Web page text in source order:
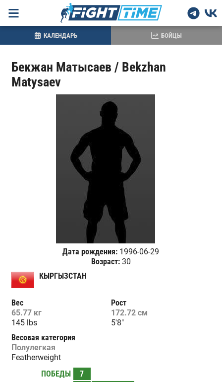
Бекжан Матысаев / Bekzhan
Matysaev
Дата рождения: 1996-06-29
Возраст:30
КЫРГЫЗСТАН
Вес
65.77 кг
145 lbs
Рост
172.72 см
5'8"
Весовая категория
Полулегкая
Featherweight
ПОБЕДЫ
7
КАЛЕНДАРЬ БОЙЦЫ